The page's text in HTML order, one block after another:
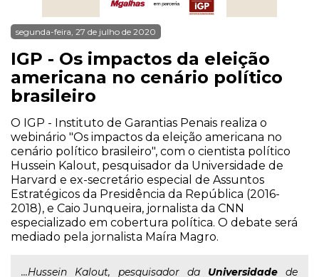
segunda-feira, 27 de julho de 2020
IGP - Os impactos da eleição
americana no cenário político
brasileiro
O IGP - Instituto de Garantias Penais realiza o
webinário "Os impactos da eleição americana no
cenário político brasileiro", com o cientista político
Hussein Kalout, pesquisador da Universidade de
Harvard e ex-secretário especial de Assuntos
Estratégicos da Presidência da República (2016-
2018), e Caio Junqueira, jornalista da CNN
especializado em cobertura política. O debate será
mediado pela jornalista Maíra Magro.
...Hussein Kalout, pesquisador da Universidade de